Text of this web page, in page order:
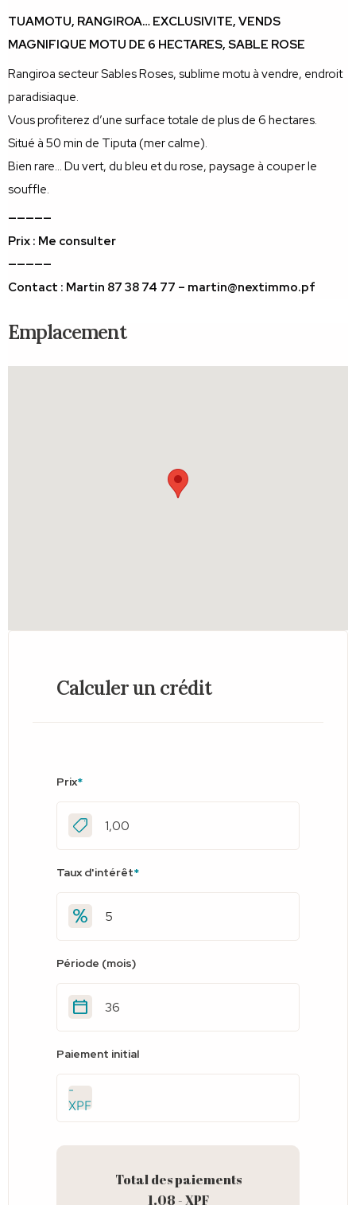
TUAMOTU, RANGIROA… EXCLUSIVITE, VENDS
MAGNIFIQUE MOTU DE 6 HECTARES, SABLE ROSE
Rangiroa secteur Sables Roses, sublime motu à vendre, endroit
paradisiaque.
Vous profiterez d’une surface totale de plus de 6 hectares.
Situé à 50 min de Tiputa (mer calme).
Bien rare… Du vert, du bleu et du rose, paysage à couper le
souffle.
—————
Prix : Me consulter
—————
Contact : Martin 87 38 74 77 – martin@nextimmo.pf
Emplacement
Calculer un crédit
Prix*
Taux d'intérêt*
Période (mois)
Paiement initial
-
XPF
Total des paiements
1.08 - XPF